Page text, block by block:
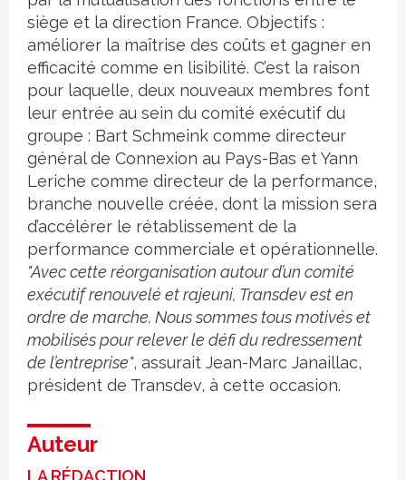
siège et la direction France. Objectifs :
améliorer la maîtrise des coûts et gagner en
efficacité comme en lisibilité. C’est la raison
pour laquelle, deux nouveaux membres font
leur entrée au sein du comité exécutif du
groupe : Bart Schmeink comme directeur
général de Connexion au Pays-Bas et Yann
Leriche comme directeur de la performance,
branche nouvelle créée, dont la mission sera
d’accélérer le rétablissement de la
performance commerciale et opérationnelle.
"Avec cette réorganisation autour d’un comité
exécutif renouvelé et rajeuni, Transdev est en
ordre de marche. Nous sommes tous motivés et
mobilisés pour relever le défi du redressement
de l’entreprise", assurait Jean-Marc Janaillac,
président de Transdev, à cette occasion.
Auteur
LA RÉDACTION